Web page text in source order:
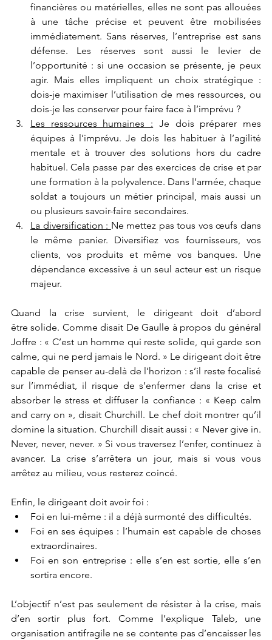
financières ou matérielles, elles ne sont pas allouées
à une tâche précise et peuvent être mobilisées
immédiatement. Sans réserves, l’entreprise est sans
défense. Les réserves sont aussi le levier de
l’opportunité : si une occasion se présente, je peux
agir. Mais elles impliquent un choix stratégique :
dois-je maximiser l’utilisation de mes ressources, ou
dois-je les conserver pour faire face à l’imprévu ?
Les ressources humaines : Je dois préparer mes
équipes à l’imprévu. Je dois les habituer à l’agilité
mentale et à trouver des solutions hors du cadre
habituel. Cela passe par des exercices de crise et par
une formation à la polyvalence. Dans l’armée, chaque
soldat a toujours un métier principal, mais aussi un
ou plusieurs savoir-faire secondaires.
La diversification : Ne mettez pas tous vos œufs dans
le même panier. Diversifiez vos fournisseurs, vos
clients, vos produits et même vos banques. Une
dépendance excessive à un seul acteur est un risque
majeur.
Quand la crise survient, le dirigeant doit d’abord
être solide. Comme disait De Gaulle à propos du général
Joffre : « C’est un homme qui reste solide, qui garde son
calme, qui ne perd jamais le Nord. » Le dirigeant doit être
capable de penser au-delà de l’horizon : s’il reste focalisé
sur l’immédiat, il risque de s’enfermer dans la crise et
absorber le stress et diffuser la confiance : « Keep calm
and carry on », disait Churchill. Le chef doit montrer qu’il
domine la situation. Churchill disait aussi : « Never give in.
Never, never, never. » Si vous traversez l’enfer, continuez à
avancer. La crise s’arrêtera un jour, mais si vous vous
arrêtez au milieu, vous resterez coincé.
Enfin, le dirigeant doit avoir foi :
Foi en lui-même : il a déjà surmonté des difficultés.
Foi en ses équipes : l’humain est capable de choses
extraordinaires.
Foi en son entreprise : elle s’en est sortie, elle s’en
sortira encore.
L’objectif n’est pas seulement de résister à la crise, mais
d’en sortir plus fort. Comme l’explique Taleb, une
organisation antifragile ne se contente pas d’encaisser les